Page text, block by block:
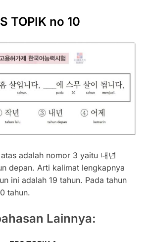
TOPIK no 10
adalah nomor 3 yaitu 내년
depan. Arti kalimat lengkapnya
ini adalah 19 tahun. Pada tahun
tahun.
Lainnya: